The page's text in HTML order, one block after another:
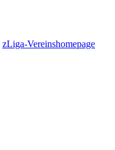
zLiga-Vereinshomepage